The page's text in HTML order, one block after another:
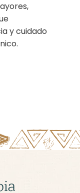
y cuidado